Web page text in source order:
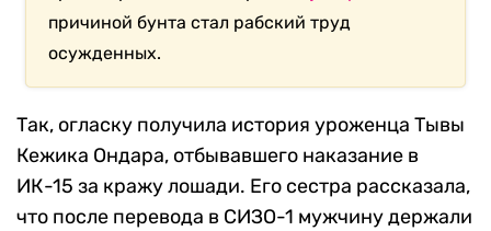
причиной бунта стал рабский труд
осужденных.
Так, огласку получила история уроженца Тывы
Кежика Ондара, отбывавшего наказание в
ИК-15 за кражу лошади. Его сестра рассказала,
что после перевода в СИЗО-1 мужчину держали